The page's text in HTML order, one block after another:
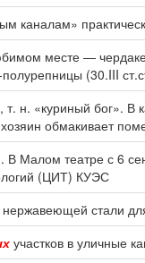
каналам»
месте —
(30.III
н. «куриный бог». В
обмакивает
Малом театре с 6
(ЦИТ) КУЭС
стали
участков в уличные